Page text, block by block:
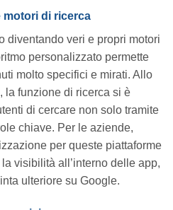
motori di ricerca
diventando veri e propri motori
personalizzato permette
molto specifici e mirati. Allo
la funzione di ricerca si è
di cercare non solo tramite
chiave. Per le aziende,
per queste piattaforme
visibilità all’interno delle app,
ulteriore su Google.